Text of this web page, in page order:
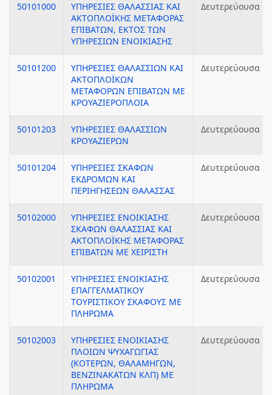
50101000
ΥΠΗΡΕΣΙΕΣ ΘΑΛΑΣΣΙΑΣ ΚΑΙ
ΑΚΤΟΠΛΟΪΚΗΣ ΜΕΤΑΦΟΡΑΣ
ΕΠΙΒΑΤΩΝ, ΕΚΤΟΣ ΤΩΝ
ΥΠΗΡΕΣΙΩΝ ΕΝΟΙΚΙΑΣΗΣ
Δευτερεύουσα
50101200
ΥΠΗΡΕΣΙΕΣ ΘΑΛΑΣΣΙΩΝ ΚΑΙ
ΑΚΤΟΠΛΟΪΚΩΝ
ΜΕΤΑΦΟΡΩΝ ΕΠΙΒΑΤΩΝ ΜΕ
ΚΡΟΥΑΖΙΕΡΟΠΛΟΙΑ
Δευτερεύουσα
50101203
ΥΠΗΡΕΣΙΕΣ ΘΑΛΑΣΣΙΩΝ
ΚΡΟΥΑΖΙΕΡΩΝ
Δευτερεύουσα
50101204
ΥΠΗΡΕΣΙΕΣ ΣΚΑΦΩΝ
ΕΚΔΡΟΜΩΝ ΚΑΙ
ΠΕΡΙΗΓΗΣΕΩΝ ΘΑΛΑΣΣΑΣ
Δευτερεύουσα
50102000
ΥΠΗΡΕΣΙΕΣ ΕΝΟΙΚΙΑΣΗΣ
ΣΚΑΦΩΝ ΘΑΛΑΣΣΙΑΣ ΚΑΙ
ΑΚΤΟΠΛΟΪΚΗΣ ΜΕΤΑΦΟΡΑΣ
ΕΠΙΒΑΤΩΝ ΜΕ ΧΕΙΡΙΣΤΗ
Δευτερεύουσα
50102001
ΥΠΗΡΕΣΙΕΣ ΕΝΟΙΚΙΑΣΗΣ
ΕΠΑΓΓΕΛΜΑΤΙΚΟΥ
ΤΟΥΡΙΣΤΙΚΟΥ ΣΚΑΦΟΥΣ ΜΕ
ΠΛΗΡΩΜΑ
Δευτερεύουσα
50102003
ΥΠΗΡΕΣΙΕΣ ΕΝΟΙΚΙΑΣΗΣ
ΠΛΟΙΩΝ ΨΥΧΑΓΩΓΙΑΣ
(ΚΟΤΕΡΩΝ, ΘΑΛΑΜΗΓΩΝ,
ΒΕΝΖΙΝΑΚΑΤΩΝ ΚΛΠ) ΜΕ
ΠΛΗΡΩΜΑ
Δευτερεύουσα